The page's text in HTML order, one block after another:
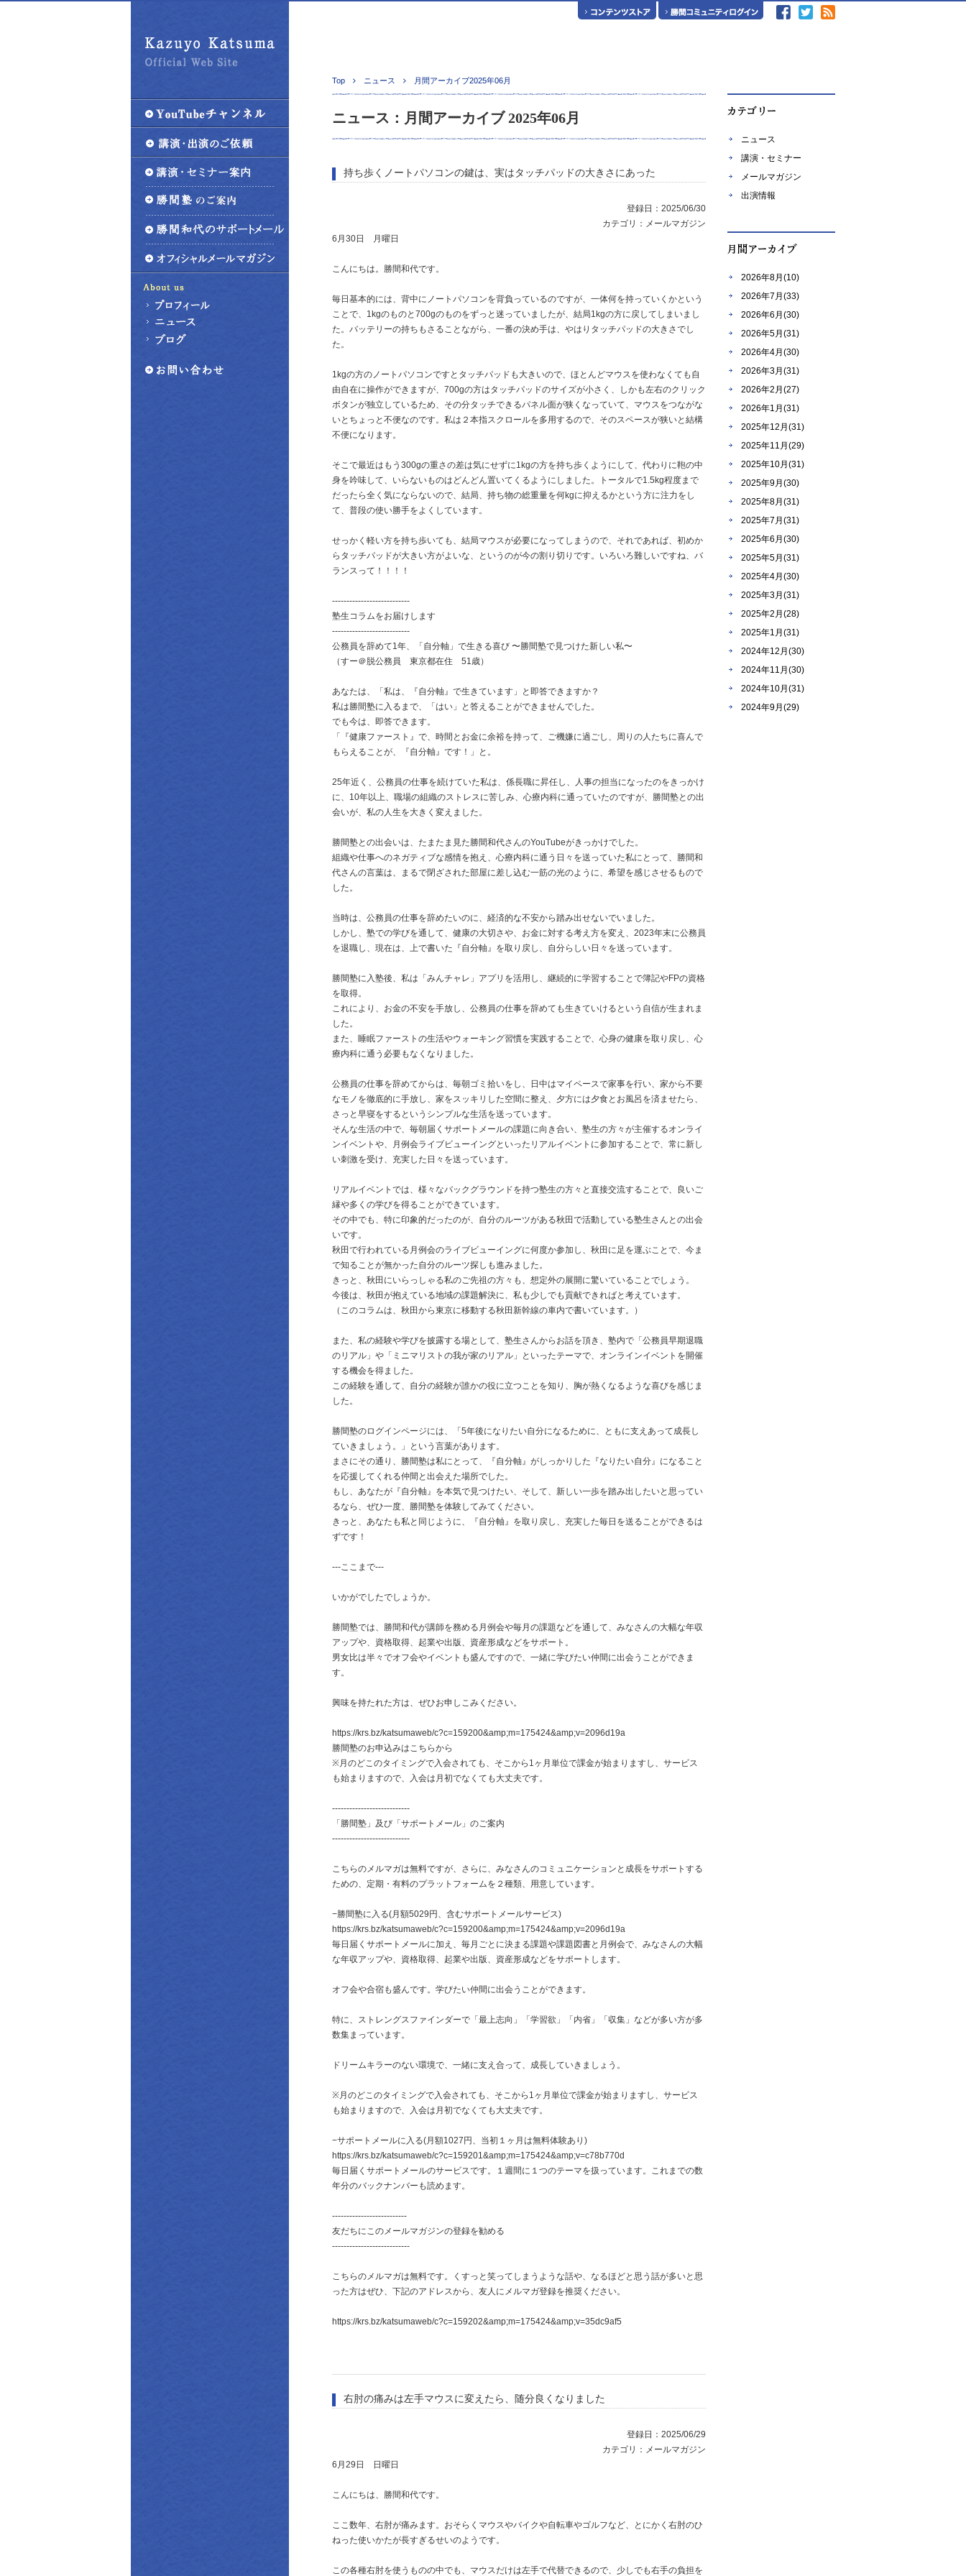
ニュース
講演・セミナー
メールマガジン
出演情報
2026年8月(10)
2026年7月(33)
2026年6月(30)
2026年5月(31)
2026年4月(30)
2026年3月(31)
2026年2月(27)
2026年1月(31)
2025年12月(31)
2025年11月(29)
2025年10月(31)
2025年9月(30)
2025年8月(31)
2025年7月(31)
2025年6月(30)
2025年5月(31)
2025年4月(30)
2025年3月(31)
2025年2月(28)
2025年1月(31)
2024年12月(30)
2024年11月(30)
2024年10月(31)
2024年9月(29)
Top ニュース 月間アーカイブ2025年06月
ニュース：月間アーカイブ 2025年06月
持ち歩くノートパソコンの鍵は、実はタッチパッドの大きさにあった
登録日：2025/06/30
カテゴリ：メールマガジン
6月30日 月曜日
こんにちは。勝間和代です。
毎日基本的には、背中にノートパソコンを背負っているのですが、一体何を持っていくかという
ことで、1kgのものと700gのものをずっと迷っていましたが、結局1kgの方に戻してしまいまし
た。バッテリーの持ちもさることながら、一番の決め手は、やはりタッチパッドの大きさでし
た。
1kgの方のノートパソコンですとタッチパッドも大きいので、ほとんどマウスを使わなくても自
由自在に操作ができますが、700gの方はタッチパッドのサイズが小さく、しかも左右のクリック
ボタンが独立しているため、その分タッチできるパネル面が狭くなっていて、マウスをつながな
いとちょっと不便なのです。私は２本指スクロールを多用するので、そのスペースが狭いと結構
不便になります。
そこで最近はもう300gの重さの差は気にせずに1kgの方を持ち歩くようにして、代わりに鞄の中
身を吟味して、いらないものはどんどん置いてくるようにしました。トータルで1.5kg程度まで
だったら全く気にならないので、結局、持ち物の総重量を何kgに抑えるかという方に注力をし
て、普段の使い勝手をよくしています。
せっかく軽い方を持ち歩いても、結局マウスが必要になってしまうので、それであれば、初めか
らタッチパッドが大きい方がよいな、というのが今の割り切りです。いろいろ難しいですね、バ
ランスって！！！！
---------------------------
塾生コラムをお届けします
---------------------------
公務員を辞めて1年、「自分軸」で生きる喜び 〜勝間塾で見つけた新しい私〜
（すー＠脱公務員 東京都在住 51歳）
あなたは、「私は、『自分軸』で生きています」と即答できますか？
私は勝間塾に入るまで、「はい」と答えることができませんでした。
でも今は、即答できます。
「『健康ファースト』で、時間とお金に余裕を持って、ご機嫌に過ごし、周りの人たちに喜んで
もらえることが、『自分軸』です！」と。
25年近く、公務員の仕事を続けていた私は、係長職に昇任し、人事の担当になったのをきっかけ
に、10年以上、職場の組織のストレスに苦しみ、心療内科に通っていたのですが、勝間塾との出
会いが、私の人生を大きく変えました。
勝間塾との出会いは、たまたま見た勝間和代さんのYouTubeがきっかけでした。
組織や仕事へのネガティブな感情を抱え、心療内科に通う日々を送っていた私にとって、勝間和
代さんの言葉は、まるで閉ざされた部屋に差し込む一筋の光のように、希望を感じさせるもので
した。
当時は、公務員の仕事を辞めたいのに、経済的な不安から踏み出せないでいました。
しかし、塾での学びを通して、健康の大切さや、お金に対する考え方を変え、2023年末に公務員
を退職し、現在は、上で書いた『自分軸』を取り戻し、自分らしい日々を送っています。
勝間塾に入塾後、私は「みんチャレ」アプリを活用し、継続的に学習することで簿記やFPの資格
を取得。
これにより、お金の不安を手放し、公務員の仕事を辞めても生きていけるという自信が生まれま
した。
また、睡眠ファーストの生活やウォーキング習慣を実践することで、心身の健康を取り戻し、心
療内科に通う必要もなくなりました。
公務員の仕事を辞めてからは、毎朝ゴミ拾いをし、日中はマイペースで家事を行い、家から不要
なモノを徹底的に手放し、家をスッキリした空間に整え、夕方には夕食とお風呂を済ませたら、
さっと早寝をするというシンプルな生活を送っています。
そんな生活の中で、毎朝届くサポートメールの課題に向き合い、塾生の方々が主催するオンライ
ンイベントや、月例会ライブビューイングといったリアルイベントに参加することで、常に新し
い刺激を受け、充実した日々を送っています。
リアルイベントでは、様々なバックグラウンドを持つ塾生の方々と直接交流することで、良いご
縁や多くの学びを得ることができています。
その中でも、特に印象的だったのが、自分のルーツがある秋田で活動している塾生さんとの出会
いです。
秋田で行われている月例会のライブビューイングに何度か参加し、秋田に足を運ぶことで、今ま
で知ることが無かった自分のルーツ探しも進みました。
きっと、秋田にいらっしゃる私のご先祖の方々も、想定外の展開に驚いていることでしょう。
今後は、秋田が抱えている地域の課題解決に、私も少しでも貢献できればと考えています。
（このコラムは、秋田から東京に移動する秋田新幹線の車内で書いています。）
また、私の経験や学びを披露する場として、塾生さんからお話を頂き、塾内で「公務員早期退職
のリアル」や「ミニマリストの我が家のリアル」といったテーマで、オンラインイベントを開催
する機会を得ました。
この経験を通して、自分の経験が誰かの役に立つことを知り、胸が熱くなるような喜びを感じま
した。
勝間塾のログインページには、「5年後になりたい自分になるために、ともに支えあって成長し
ていきましょう。」という言葉があります。
まさにその通り、勝間塾は私にとって、『自分軸』がしっかりした『なりたい自分』になること
を応援してくれる仲間と出会えた場所でした。
もし、あなたが『自分軸』を本気で見つけたい、そして、新しい一歩を踏み出したいと思ってい
るなら、ぜひ一度、勝間塾を体験してみてください。
きっと、あなたも私と同じように、『自分軸』を取り戻し、充実した毎日を送ることができるは
ずです！
---ここまで---
いかがでしたでしょうか。
勝間塾では、勝間和代が講師を務める月例会や毎月の課題などを通して、みなさんの大幅な年収
アップや、資格取得、起業や出版、資産形成などをサポート。
男女比は半々でオフ会やイベントも盛んですので、一緒に学びたい仲間に出会うことができま
す。
興味を持たれた方は、ぜひお申しこみください。
https://krs.bz/katsumaweb/c?c=159200&amp;m=175424&amp;v=2096d19a
勝間塾のお申込みはこちらから
※月のどこのタイミングで入会されても、そこから1ヶ月単位で課金が始まりますし、サービス
も始まりますので、入会は月初でなくても大丈夫です。
---------------------------
「勝間塾」及び「サポートメール」のご案内
---------------------------
こちらのメルマガは無料ですが、さらに、みなさんのコミュニケーションと成長をサポートする
ための、定期・有料のプラットフォームを２種類、用意しています。
−勝間塾に入る(月額5029円、含むサポートメールサービス)
https://krs.bz/katsumaweb/c?c=159200&amp;m=175424&amp;v=2096d19a
毎日届くサポートメールに加え、毎月ごとに決まる課題や課題図書と月例会で、みなさんの大幅
な年収アップや、資格取得、起業や出版、資産形成などをサポートします。
オフ会や合宿も盛んです。学びたい仲間に出会うことができます。
特に、ストレングスファインダーで「最上志向」「学習欲」「内省」「収集」などが多い方が多
数集まっています。
ドリームキラーのない環境で、一緒に支え合って、成長していきましょう。
※月のどこのタイミングで入会されても、そこから1ヶ月単位で課金が始まりますし、サービス
も始まりますので、入会は月初でなくても大丈夫です。
−サポートメールに入る(月額1027円、当初１ヶ月は無料体験あり)
https://krs.bz/katsumaweb/c?c=159201&amp;m=175424&amp;v=c78b770d
毎日届くサポートメールのサービスです。１週間に１つのテーマを扱っています。これまでの数
年分のバックナンバーも読めます。
--------------------------
友だちにこのメールマガジンの登録を勧める
---------------------------
こちらのメルマガは無料です。くすっと笑ってしまうような話や、なるほどと思う話が多いと思
った方はぜひ、下記のアドレスから、友人にメルマガ登録を推奨ください。
https://krs.bz/katsumaweb/c?c=159202&amp;m=175424&amp;v=35dc9af5
右肘の痛みは左手マウスに変えたら、随分良くなりました
登録日：2025/06/29
カテゴリ：メールマガジン
6月29日 日曜日
こんにちは、勝間和代です。
ここ数年、右肘が痛みます。おそらくマウスやバイクや自転車やゴルフなど、とにかく右肘のひ
ねった使いかたが長すぎるせいのようです。
この各種右肘を使うものの中でも、マウスだけは左手で代替できるので、少しでも右手の負担を